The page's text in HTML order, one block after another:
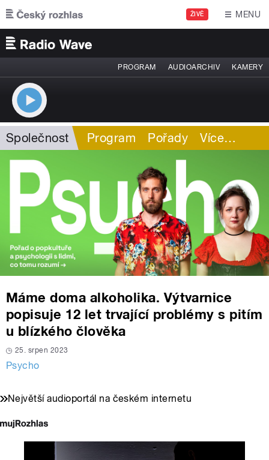
Přejít k hlavnímu obsahu
ŽIVĚ MENU
PROGRAM AUDIOARCHIV KAMERY
Společnost Program Pořady Více…
Máme doma alkoholika. Výtvarnice
popisuje 12 let trvající problémy s pitím
u blízkého člověka
25. srpen 2023
Psycho
Největší audioportál na českém internetu